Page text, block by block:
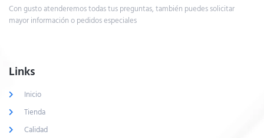
Con gusto atenderemos todas tus preguntas, también puedes solicitar
mayor información o pedidos especiales
Links
Inicio
Tienda
Calidad